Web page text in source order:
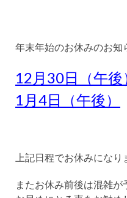
年末年始のお休みのお知
12月30日（午後
1月4日（午後）
上記日程でお休みになり
またお休み前後は混雑